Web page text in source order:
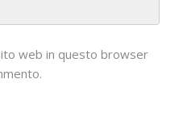
web in questo browser